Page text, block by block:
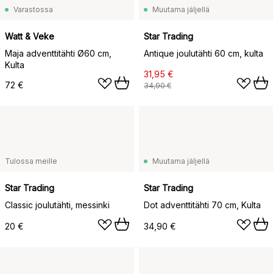
Varastossa
Watt & Veke
Maja adventtitähti Ø60 cm,
Kulta
72 €
Muutama jäljellä
Star Trading
Antique joulutähti 60 cm, kulta
31,95 €
34,90 €
Tulossa meille
Star Trading
Classic joulutähti, messinki
20 €
Muutama jäljellä
Star Trading
Dot adventtitähti 70 cm, Kulta
34,90 €